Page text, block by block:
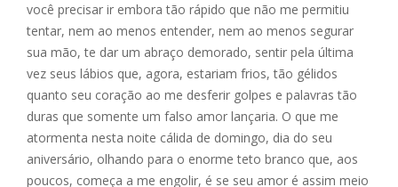
você precisar ir embora tão rápido que não me permitiu
tentar, nem ao menos entender, nem ao menos segurar
sua mão, te dar um abraço demorado, sentir pela última
vez seus lábios que, agora, estariam frios, tão gélidos
quanto seu coração ao me desferir golpes e palavras tão
duras que somente um falso amor lançaria. O que me
atormenta nesta noite cálida de domingo, dia do seu
aniversário, olhando para o enorme teto branco que, aos
poucos, começa a me engolir, é se seu amor é assim meio